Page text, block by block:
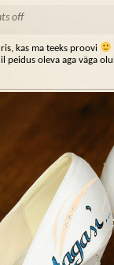
off
kas ma teeks proovi
oleva aga väga